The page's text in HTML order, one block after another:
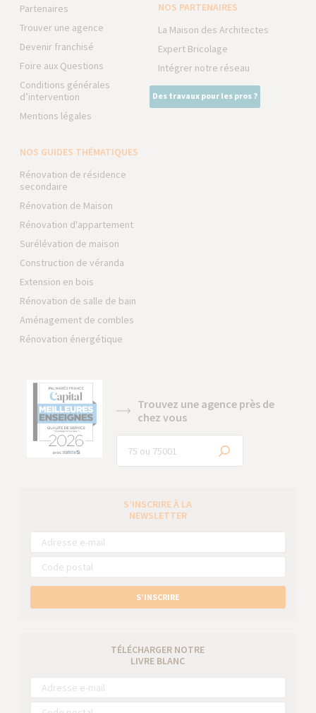
Partenaires
Trouver une agence
Devenir franchisé
Foire aux Questions
Conditions générales
d’intervention
Mentions légales
NOS PARTENAIRES
La Maison des Architectes
Expert Bricolage
Intégrer notre réseau
Des travaux pour les pros ?
NOS GUIDES THÉMATIQUES
Rénovation de résidence
secondaire
Rénovation de Maison
Rénovation d'appartement
Surélévation de maison
Construction de véranda
Extension en bois
Rénovation de salle de bain
Aménagement de combles
Rénovation énergétique
Trouvez une agence près de
chez vous
S’INSCRIRE À LA
NEWSLETTER
S’INSCRIRE
TÉLÉCHARGER NOTRE
LIVRE BLANC